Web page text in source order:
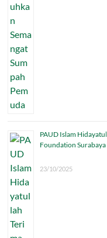
PAUD Islam
Foundation Surabaya
23/10/2025